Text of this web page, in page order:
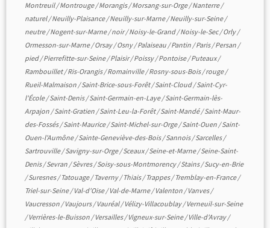
Montreuil/Montrouge/Morangis/Morsang-sur-Orge/Nanterre/
naturel/Neuilly-Plaisance/Neuilly-sur-Marne/Neuilly-sur-Seine/
neutre/Nogent-sur-Marne/noir/Noisy-le-Grand/Noisy-le-Sec/Orly/
Ormesson-sur-Marne/Orsay/Osny/Palaiseau /Pantin /Paris/Persan /
pied/Pierrefitte-sur-Seine/Plaisir/Poissy/Pontoise/Puteaux/
Rambouillet/Ris-Orangis/Romainville/Rosny-sous-Bois/rouge/
Rueil-Malmaison /Saint-Brice-sous-Forêt/Saint-Cloud/Saint-Cyr-
l'École/Saint-Denis/Saint-Germain-en-Laye/Saint-Germain-lès-
Arpajon /Saint-Gratien /Saint-Leu-la-Forêt/Saint-Mandé/Saint-Maur-
des-Fossés/Saint-Maurice/Saint-Michel-sur-Orge/Saint-Ouen /Saint-
Ouen-l'Aumône/Sainte-Geneviève-des-Bois/Sannois/Sarcelles/
Sartrouville/Savigny-sur-Orge/Sceaux/Seine-et-Marne/Seine-Saint-
Denis/Sevran /Sèvres/Soisy-sous-Montmorency/Stains/Sucy-en-Brie
/Suresnes/Tatouage/Taverny/Thiais/Trappes/Tremblay-en-France/
Triel-sur-Seine/Val-d'Oise/Val-de-Marne/Valenton /Vanves/
Vaucresson /Vaujours/Vauréal/Vélizy-Villacoublay/Verneuil-sur-Seine
/Verrières-le-Buisson /Versailles/Vigneux-sur-Seine/Ville-d'Avray/